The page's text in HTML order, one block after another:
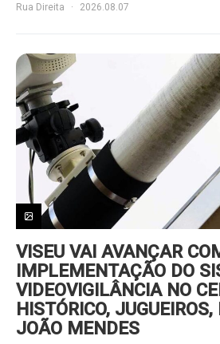
Rua Direita 2026.08.07
VISEU VAI AVANÇAR
IMPLEMENTAÇÃO DO
VIDEOVIGILÂNCIA NO
HISTÓRICO, JUGUEIROS,
JOÃO MENDES